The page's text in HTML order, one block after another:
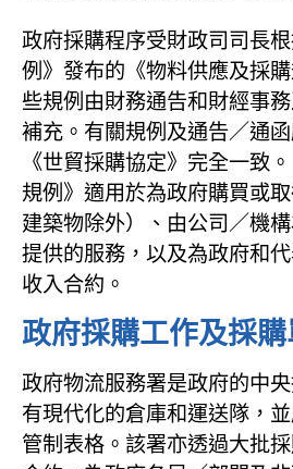
政府採購程序受財政司司長
例》發布的《物料供應及採
些規例由財務通告和財經事
補充。有關規例及通告／通
《世貿採購協定》完全一致
規例》適用於為政府購買或
建築物除外）、由公司／機
提供的服務，以及為政府和
收入合約。
政府採購工作及採
政府物流服務署是政府的中
有現代化的倉庫和運送隊，
管制表格。該署亦透過大批